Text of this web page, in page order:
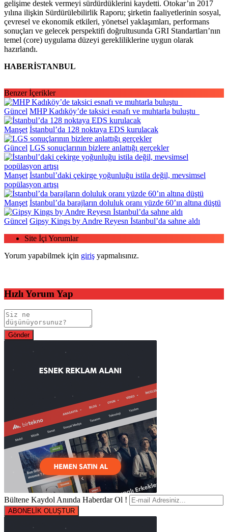
gelişime destek vermeyi sürdürdüklerini kaydetti. Otokar’ın 2017
yılına ilişkin Sürdürülebilirlik Raporu; şirketin faaliyetlerinin sosyal,
çevresel ve ekonomik etkileri, yönetsel yaklaşımları, performans
sonuçları ve gelecek perspektifi doğrultusunda GRI Standartları’nın
temel (core) uygulama düzeyi gerekliliklerine uygun olarak
hazırlandı.
HABERİSTANBUL
Benzer İçerikler
Güncel MHP Kadıköy’de taksici esnafı ve muhtarla buluştu
Manşet İstanbul’da 128 noktaya EDS kurulacak
Güncel LGS sonuçlarının bizlere anlattığı gerçekler
Manşet İstanbul’daki çekirge yoğunluğu istila değil, mevsimsel
popülasyon artışı
Manşet İstanbul’da barajların doluluk oranı yüzde 60’ın altına düştü
Güncel Gipsy Kings by Andre Reyesn İstanbul’da sahne aldı
Site İçi Yorumlar
Yorum yapabilmek için giriş yapmalısınız.
Hızlı Yorum Yap
Bültene Kaydol Anında Haberdar Ol !
ABONELİK OLUŞTUR